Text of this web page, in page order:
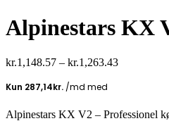
Alpinestars KX
kr.1,148.57 – kr.1,263.43
Alpinestars KX V2 – Professionel